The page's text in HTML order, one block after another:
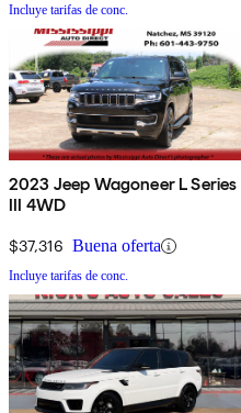
Incluye tarifas de conc.
2023 Jeep Wagoneer L Series
III 4WD
$37,316 Buena oferta
Incluye tarifas de conc.